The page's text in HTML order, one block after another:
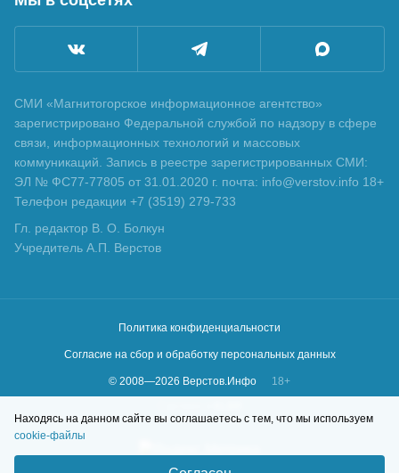
СМИ «Магнитогорское информационное агентство»
зарегистрировано Федеральной службой по надзору в сфере
связи, информационных технологий и массовых
коммуникаций. Запись в реестре зарегистрированных СМИ:
ЭЛ № ФС77-77805 от 31.01.2020 г. почта: info@verstov.info 18+
Телефон редакции +7 (3519) 279-733
Гл. редактор В. О. Болкун
Учредитель А.П. Верстов
Политика конфиденциальности
Согласие на сбор и обработку персональных данных
© 2008—2026 Верстов.Инфо
18+
Находясь на данном сайте вы соглашаетесь с тем, что мы используем
cookie-файлы